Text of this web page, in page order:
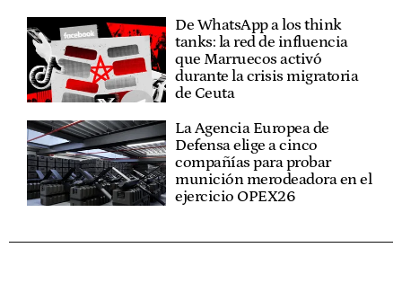
De WhatsApp a los think
tanks: la red de influencia
que Marruecos activó
durante la crisis migratoria
de Ceuta
La Agencia Europea de
Defensa elige a cinco
compañías para probar
munición merodeadora en el
ejercicio OPEX26